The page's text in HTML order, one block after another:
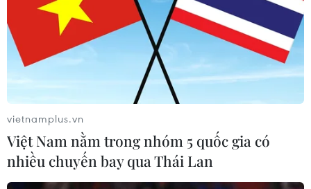
vietnamplus.vn
Việt Nam nằm trong nhóm 5 quốc gia có
nhiều chuyến bay qua Thái Lan